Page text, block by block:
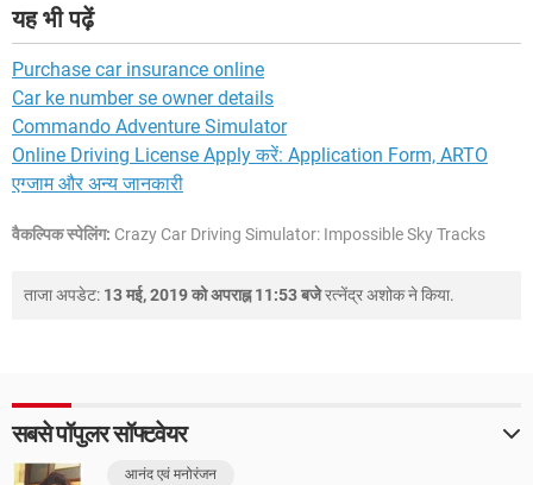
यह भी पढ़ें
Purchase car insurance online
Car ke number se owner details
Commando Adventure Simulator
Online Driving License Apply करें: Application Form, ARTO
एग्जाम और अन्य जानकारी
वैकल्पिक स्पेलिंग: Crazy Car Driving Simulator: Impossible Sky Tracks
ताजा अपडेट: 13 मई, 2019 को अपराह्न 11:53 बजेरत्नेंद्र अशोकने किया.
सबसे पॉपुलर सॉफ्टवेयर
आनंद एवं मनोरंजन